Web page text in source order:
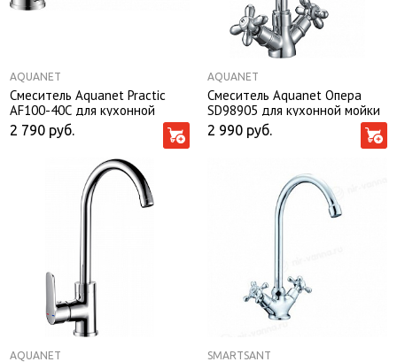
AQUANET
Смеситель Aquanet Practic
AF100-40С для кухонной
мойки
2 790 руб.
AQUANET
Смеситель Aquanet Опера
SD98905 для кухонной мойки
2 990 руб.
AQUANET SMARTSANT